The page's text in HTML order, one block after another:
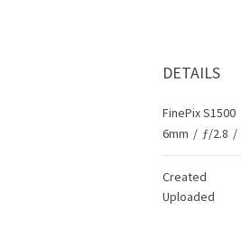
DETAILS
FinePix S1500
6mm / ƒ/2.8 /
Created
Uploaded